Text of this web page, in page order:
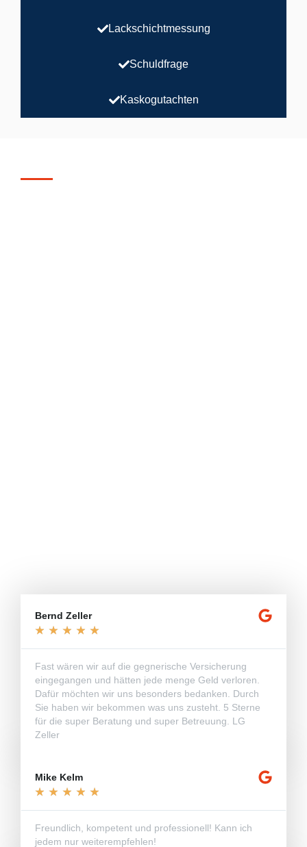
Lackschichtmessung
Schuldfrage
Kaskogutachten
Bernd Zeller
★ ★ ★ ★ ★
Fast wären wir auf die gegnerische Versicherung
eingegangen und hätten jede menge Geld verloren.
Dafür möchten wir uns besonders bedanken. Durch
Sie haben wir bekommen was uns zusteht. 5 Sterne
für die super Beratung und super Betreuung. LG
Zeller
Mike Kelm
★ ★ ★ ★ ★
Freundlich, kompetent und professionell! Kann ich
jedem nur weiterempfehlen!